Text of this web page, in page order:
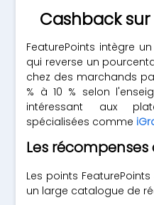
Cashback
FeaturePoints intègre
qui reverse un
chez des marchands
% à 10 % selon
intéressant aux
spécialisées comme
Les
Les points
un large catalogue de